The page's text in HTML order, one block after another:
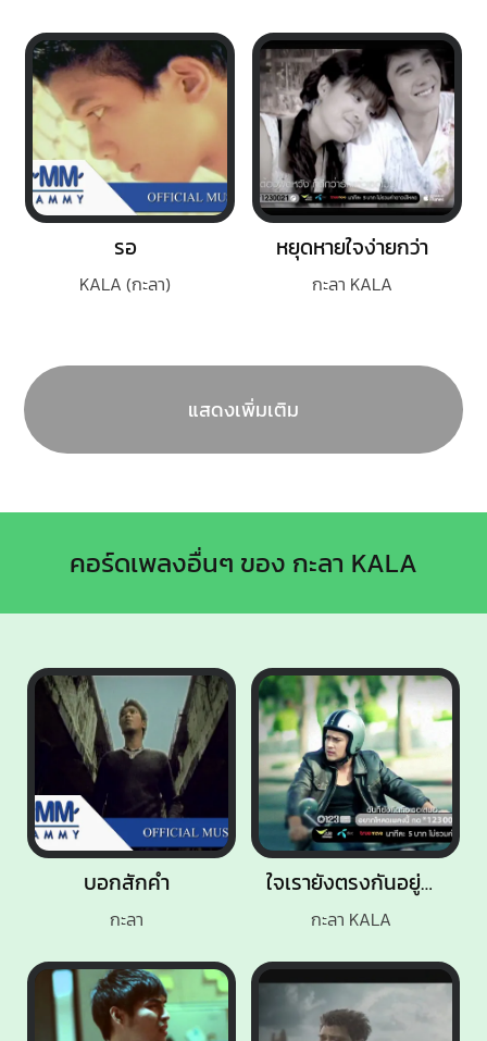
รอ
KALA (กะลา)
หยุดหายใจง่ายกว่า
กะลา KALA
แสดงเพิ่มเติม
คอร์ดเพลงอื่นๆ ของ กะลา KALA
บอกสักคำ
กะลา
ใจเรายังตรงกันอยู่ไหม
กะลา KALA